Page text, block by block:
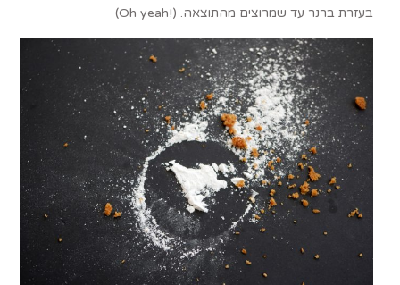
בעזרת ברנר עד שמרוצים מהתוצאה. (!Oh yeah)